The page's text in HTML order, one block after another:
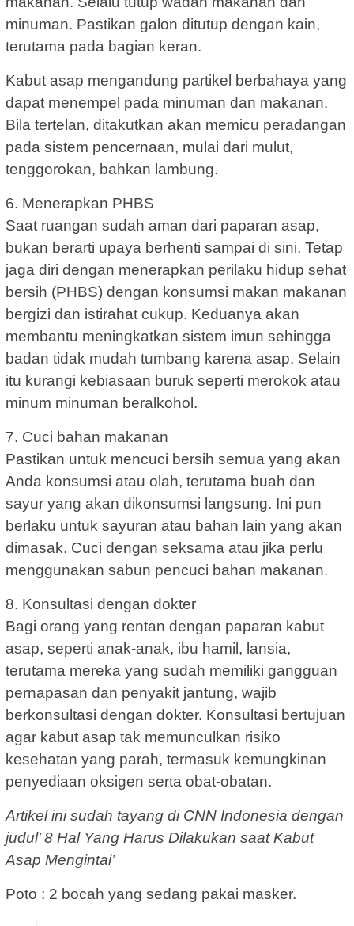
minuman. Pastikan galon ditutup dengan kain,
terutama pada bagian keran.
Kabut asap mengandung partikel berbahaya yang
dapat menempel pada minuman dan makanan.
Bila tertelan, ditakutkan akan memicu peradangan
pada sistem pencernaan, mulai dari mulut,
tenggorokan, bahkan lambung.
6. Menerapkan PHBS
Saat ruangan sudah aman dari paparan asap,
bukan berarti upaya berhenti sampai di sini. Tetap
jaga diri dengan menerapkan perilaku hidup sehat
bersih (PHBS) dengan konsumsi makan makanan
bergizi dan istirahat cukup. Keduanya akan
membantu meningkatkan sistem imun sehingga
badan tidak mudah tumbang karena asap. Selain
itu kurangi kebiasaan buruk seperti merokok atau
minum minuman beralkohol.
7. Cuci bahan makanan
Pastikan untuk mencuci bersih semua yang akan
Anda konsumsi atau olah, terutama buah dan
sayur yang akan dikonsumsi langsung. Ini pun
berlaku untuk sayuran atau bahan lain yang akan
dimasak. Cuci dengan seksama atau jika perlu
menggunakan sabun pencuci bahan makanan.
8. Konsultasi dengan dokter
Bagi orang yang rentan dengan paparan kabut
asap, seperti anak-anak, ibu hamil, lansia,
terutama mereka yang sudah memiliki gangguan
pernapasan dan penyakit jantung, wajib
berkonsultasi dengan dokter. Konsultasi bertujuan
agar kabut asap tak memunculkan risiko
kesehatan yang parah, termasuk kemungkinan
penyediaan oksigen serta obat-obatan.
Artikel ini sudah tayang di CNN Indonesia dengan
judul’ 8 Hal Yang Harus Dilakukan saat Kabut
Asap Mengintai’
Poto : 2 bocah yang sedang pakai masker.